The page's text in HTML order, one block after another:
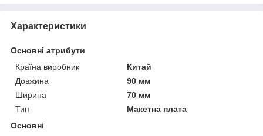
Характеристики
Основні атрибути
Країна виробник
Китай
Довжина
90 мм
Ширина
70 мм
Тип
Макетна плата
Основні